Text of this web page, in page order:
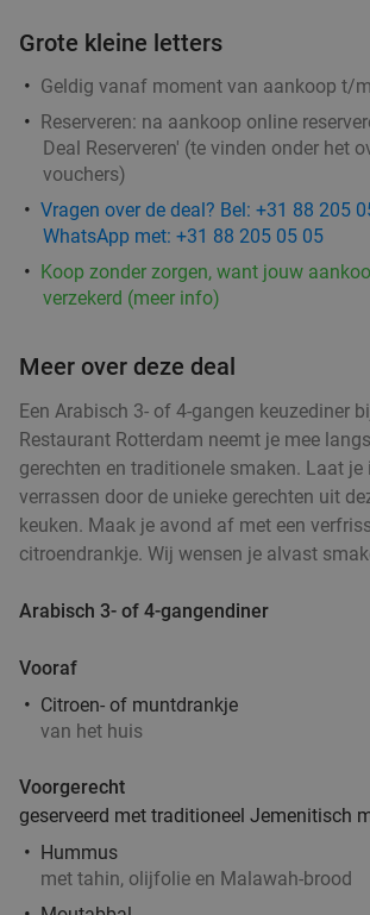
Rotterdam
Verkocht: 426
3-gangendiner à la carte bij Café
Ma Wo
Do
Café Orquídea
Verkocht: 142
Kaapverdisch 3-gangendiner à
Restobar Ta Lois
Vandaag Morgen Zo
Do
Verkocht: 35
Lunch voor 2 bij Fletcher Hotels
Fletcher Hotels
Rotterdam
Grote kleine letters
Geldig vanaf moment van aankoop t/
Reserveren: na aankoop online
Deal Reserveren' (te vinden onder het
vouchers)
Vragen over de deal? Bel: +31 88 205
WhatsApp met: +31 88 205 05 05
Koop zonder zorgen, want jouw
verzekerd (meer info)
Meer over deze deal
Een Arabisch 3- of 4-gangen keuzediner
Restaurant Rotterdam neemt je mee
gerechten en traditionele smaken. Laat je
verrassen door de unieke gerechten uit
keuken. Maak je avond af met een
citroendrankje. Wij wensen je alvast
Arabisch 3- of 4-gangendiner
Vooraf
Citroen- of muntdrankje
van het huis
Voorgerecht
geserveerd met traditioneel Jemenitisch
Hummus
met tahin, olijfolie en Malawah-brood